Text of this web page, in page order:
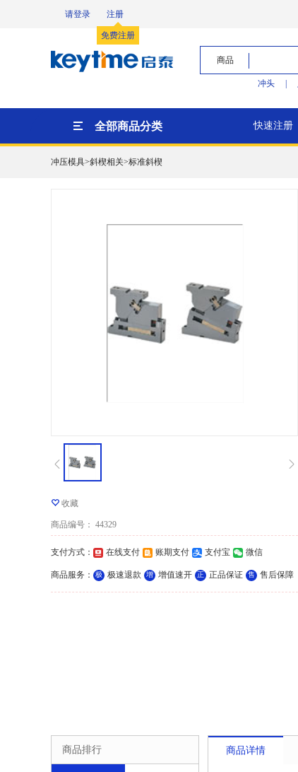
请登录 注册
免费注册
商品
冲头
全部商品分类 快速注册
冲压模具>斜楔相关>标准斜楔
收藏
商品编号 ： 44329
支付方式 ： 在线支付 账期支付 支付宝 微信
商品服务 ： 极 极速退款 增 增值速开 正 正品保证 售 售后保障
商品排行 商品详情